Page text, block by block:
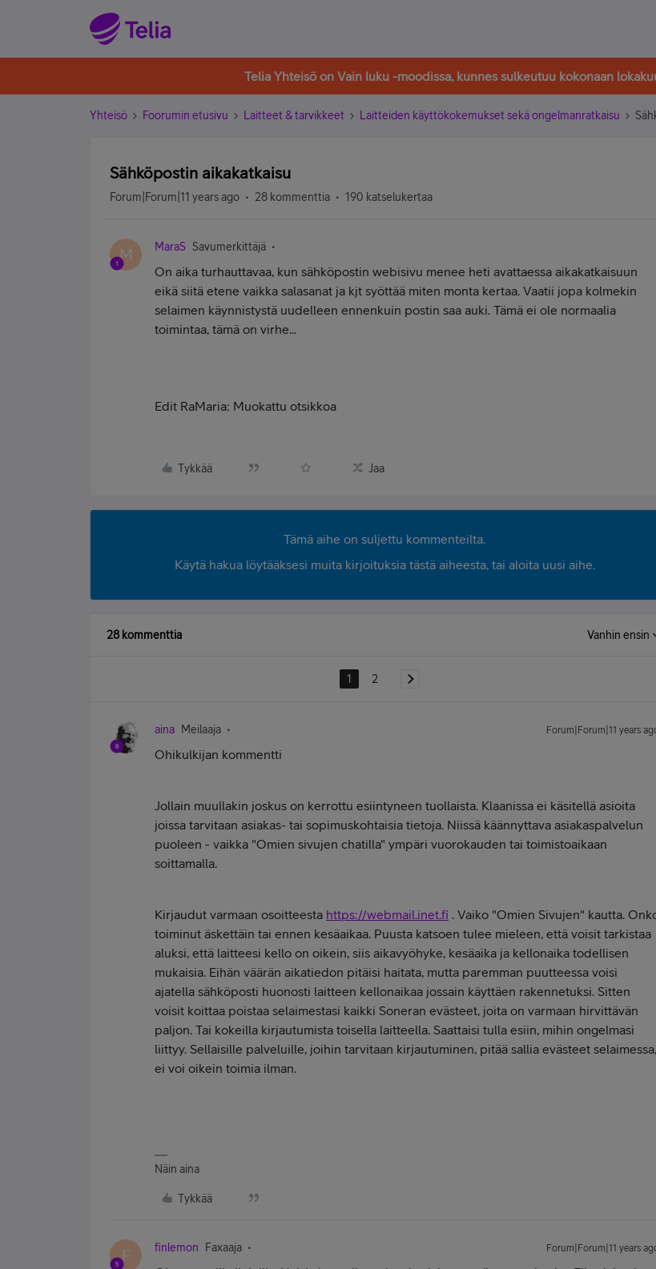
Telia Yhteisö on Vain luku -moodissa, kunnes sulkeutuu kokonaan
Yhteisö Foorumin etusivu Laitteet & tarvikkeet Laitteiden käyttökokemukset sekä ongelmanratkaisu
Sähköpostin aikakatkaisu
Forum|Forum|11 years ago 28 kommenttia 190 katselukertaa
M MaraS Savumerkittäjä
On aika turhauttavaa, kun sähköpostin webisivu menee heti avattaessa aikakatkaisuun
eikä siitä etene vaikka salasanat ja kjt syöttää miten monta kertaa. Vaatii jopa kolmekin
selaimen käynnistystä uudelleen ennenkuin postin saa auki. Tämä ei ole normaalia
toimintaa, tämä on virhe...
Edit RaMaria: Muokattu otsikkoa
Tykkää Jaa
Tämä aihe on suljettu kommenteilta.
Käytä hakua löytääksesi muita kirjoituksia tästä aiheesta, tai aloita uusi aihe.
28 kommenttia Vanhin ensin
1 2
aina Meilaaja Forum|Forum|11 years
Ohikulkijan kommentti
Jollain muullakin joskus on kerrottu esiintyneen tuollaista. Klaanissa ei käsitellä asioita
joissa tarvitaan asiakas- tai sopimuskohtaisia tietoja. Niissä käännyttava asiakaspalvelun
puoleen - vaikka "Omien sivujen chatilla" ympäri vuorokauden tai toimistoaikaan
soittamalla.
Kirjaudut varmaan osoitteesta https://webmail.inet.fi . Vaiko "Omien Sivujen" kautta.
toiminut äskettäin tai ennen kesäaikaa. Puusta katsoen tulee mieleen, että voisit tarkistaa
aluksi, että laitteesi kello on oikein, siis aikavyöhyke, kesäaika ja kellonaika todellisen
mukaisia. Eihän väärän aikatiedon pitäisi haitata, mutta paremman puutteessa voisi
ajatella sähköposti huonosti laitteen kellonaikaa jossain käyttäen rakennetuksi. Sitten
voisit koittaa poistaa selaimestasi kaikki Soneran evästeet, joita on varmaan hirvittävän
paljon. Tai kokeilla kirjautumista toisella laitteella. Saattaisi tulla esiin, mihin ongelmasi
liittyy. Sellaisille palveluille, joihin tarvitaan kirjautuminen, pitää sallia evästeet selaimessa,
ei voi oikein toimia ilman.
Näin aina
Tykkää
F finlemon Faxaaja Forum|Forum|11 years